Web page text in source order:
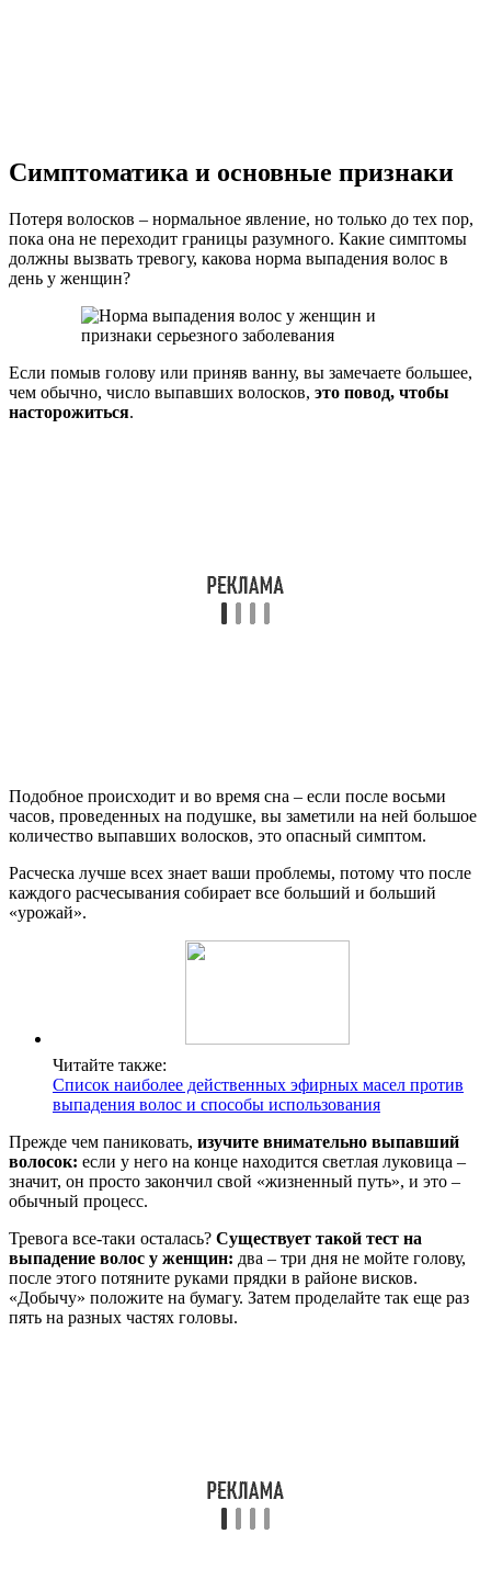
Симптоматика и основные признаки
Потеря волосков – нормальное явление, но только до тех пор,
пока она не переходит границы разумного. Какие симптомы
должны вызвать тревогу, какова норма выпадения волос в
день у женщин?
Если помыв голову или приняв ванну, вы замечаете большее,
чем обычно, число выпавших волосков, это повод, чтобы
насторожиться.
Подобное происходит и во время сна – если после восьми
часов, проведенных на подушке, вы заметили на ней большое
количество выпавших волосков, это опасный симптом.
Расческа лучше всех знает ваши проблемы, потому что после
каждого расчесывания собирает все больший и больший
«урожай».
Читайте также:
Список наиболее действенных эфирных масел против
выпадения волос и способы использования
Прежде чем паниковать, изучите внимательно выпавший
волосок: если у него на конце находится светлая луковица –
значит, он просто закончил свой «жизненный путь», и это –
обычный процесс.
Тревога все-таки осталась? Существует такой тест на
выпадение волос у женщин: два – три дня не мойте голову,
после этого потяните руками прядки в районе висков.
«Добычу» положите на бумагу. Затем проделайте так еще раз
пять на разных частях головы.